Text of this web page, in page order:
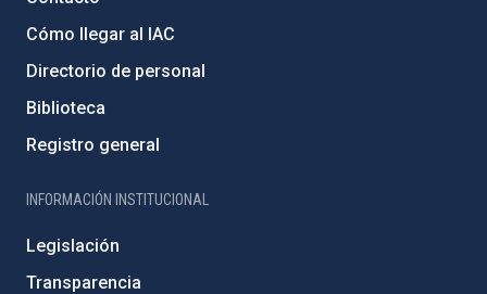
Cómo llegar al IAC
Directorio de personal
Biblioteca
Registro general
INFORMACIÓN INSTITUCIONAL
Legislación
Transparencia